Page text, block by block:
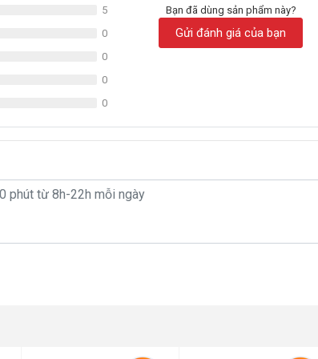
và trở thành thương hiệu hàng đầu về cung cấp máy lọc
cải tiến và nâng cao chất lượng. Đảm bảo sẽ cung cấp cho
mọi nhu cầu sử dụng của khách hàng. Hãy cùng tìm hiểu về
5
0
0
0
0
Bạn đã dùng sản phẩm này?
Gửi đánh giá của bạn